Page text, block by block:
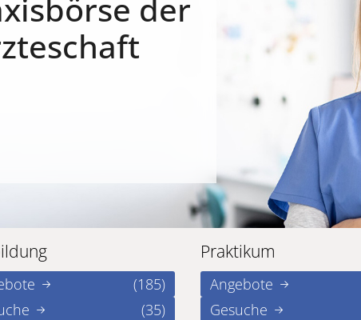
der
(185)
(35)
Praktikum
Angebote
Gesuche